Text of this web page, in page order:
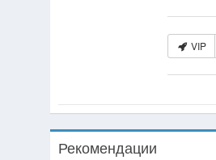
VIP
Рекомендации